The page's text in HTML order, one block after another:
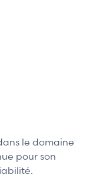
le domaine
pour son